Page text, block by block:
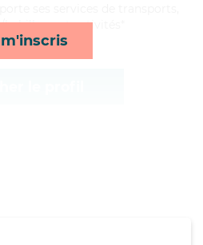
habillage et activités*